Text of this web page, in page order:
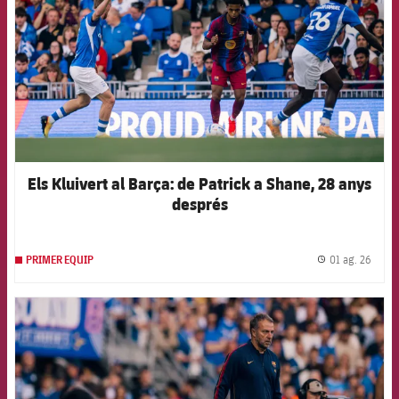
Els Kluivert al Barça: de Patrick a Shane, 28 anys
després
PRIMER EQUIP 01 ag. 26
FCB Barcelona badge